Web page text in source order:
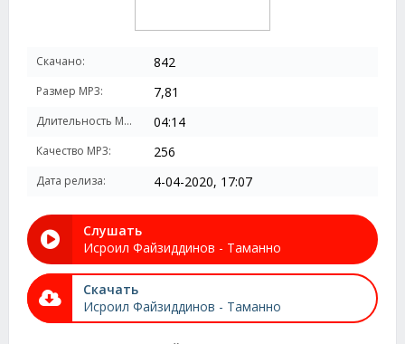
Скачано: 842
Размер MP3: 7,81
Длительность MP3: 04:14
Качество MP3: 256
Дата релиза: 4-04-2020, 17:07
Слушать
Исроил Файзиддинов - Таманно
Скачать
Исроил Файзиддинов - Таманно